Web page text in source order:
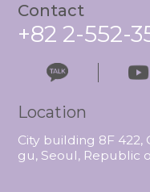
Contact
+82 2-552-
Location
City building 8F 422,
gu, Seoul, Republic